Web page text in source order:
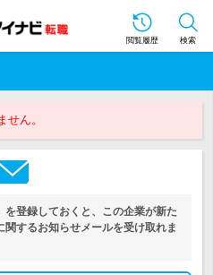
閲覧履歴 検索
ん。
を登録しておくと、この企業が新た
するお知らせメールを受け取れま